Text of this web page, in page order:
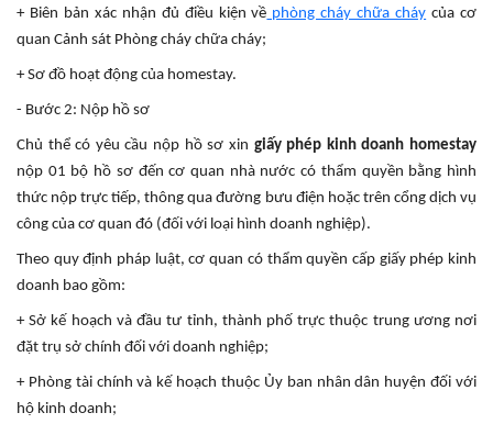
+ Biên bản xác nhận đủ điều kiện về phòng cháy chữa cháy của cơ
quan Cảnh sát Phòng cháy chữa cháy;
+ Sơ đồ hoạt động của homestay.
- Bước 2: Nộp hồ sơ
Chủ thể có yêu cầu nộp hồ sơ xin giấy phép kinh doanh homestay
nộp 01 bộ hồ sơ đến cơ quan nhà nước có thẩm quyền bằng hình
thức nộp trực tiếp, thông qua đường bưu điện hoặc trên cổng dịch vụ
công của cơ quan đó (đối với loại hình doanh nghiệp).
Theo quy định pháp luật, cơ quan có thẩm quyền cấp giấy phép kinh
doanh bao gồm:
+ Sở kế hoạch và đầu tư tỉnh, thành phố trực thuộc trung ương nơi
đặt trụ sở chính đối với doanh nghiệp;
+ Phòng tài chính và kế hoạch thuộc Ủy ban nhân dân huyện đối với
hộ kinh doanh;